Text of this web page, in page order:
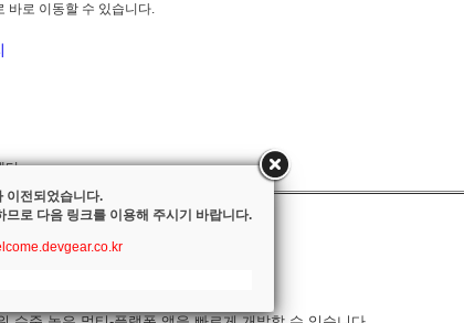
바로 이동할 수 있습니다.
터
관리
이전되었습니다.
므로 다음 링크를 이용해 주시기 바랍니다.